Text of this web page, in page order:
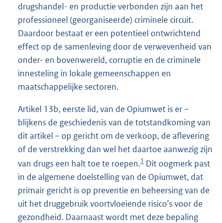
drugshandel- en productie verbonden zijn aan het
professioneel (georganiseerde) criminele circuit.
Daardoor bestaat er een potentieel ontwrichtend
effect op de samenleving door de verwevenheid van
onder- en bovenwereld, corruptie en de criminele
innesteling in lokale gemeenschappen en
maatschappelijke sectoren.
Artikel 13b, eerste lid, van de Opiumwet is er –
blijkens de geschiedenis van de totstandkoming van
dit artikel – op gericht om de verkoop, de aflevering
of de verstrekking dan wel het daartoe aanwezig zijn
van drugs een halt toe te roepen.1 Dit oogmerk past
in de algemene doelstelling van de Opiumwet, dat
primair gericht is op preventie en beheersing van de
uit het druggebruik voortvloeiende risico’s voor de
gezondheid. Daarnaast wordt met deze bepaling